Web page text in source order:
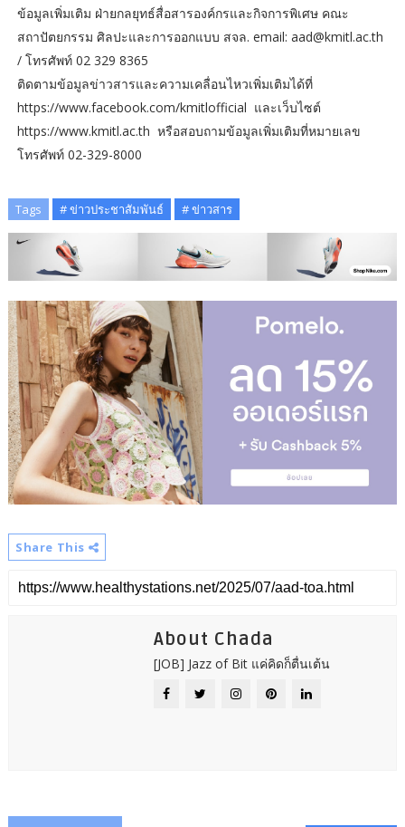
ข้อมูลเพิ่มเติม ฝ่ายกลยุทธ์สื่อสารองค์กรและกิจการพิเศษ คณะ
สถาปัตยกรรม ศิลปะและการออกแบบ สจล. email: aad@kmitl.ac.th
/ โทรศัพท์ 02 329 8365
ติดตามข้อมูลข่าวสารและความเคลื่อนไหวเพิ่มเติมได้ที่
https://www.facebook.com/kmitlofficial และเว็บไซต์
https://www.kmitl.ac.th หรือสอบถามข้อมูลเพิ่มเติมที่หมายเลข
โทรศัพท์ 02-329-8000
Tags # ข่าวประชาสัมพันธ์ # ข่าวสาร
Share This
About Chada
[JOB] Jazz of Bit แค่คิดก็ตื่นเต้น